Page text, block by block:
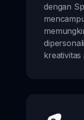
dengan
kreativitas